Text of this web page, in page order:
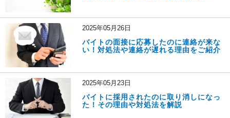
2025年05月26日
バイトの面接に応募したのに連絡が来な
い！対処法や連絡が遅れる理由をご紹介
2025年05月23日
バイトに採用されたのに取り消しになっ
た！その理由や対処法を解説